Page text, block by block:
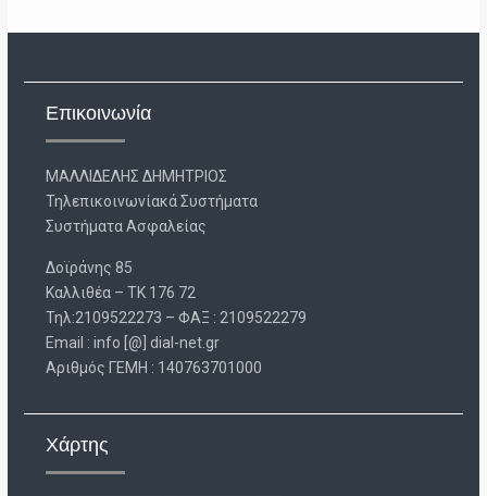
Επικοινωνία
ΜΑΛΛΙΔΕΛΗΣ ΔΗΜΗΤΡΙΟΣ
Τηλεπικοινωνίακά Συστήματα
Συστήματα Ασφαλείας
Δοϊράνης 85
Καλλιθέα – ΤΚ 176 72
Τηλ:2109522273 – ΦΑΞ : 2109522279
Email : info [@] dial-net.gr
Aριθμός ΓΕΜΗ : 140763701000
Χάρτης